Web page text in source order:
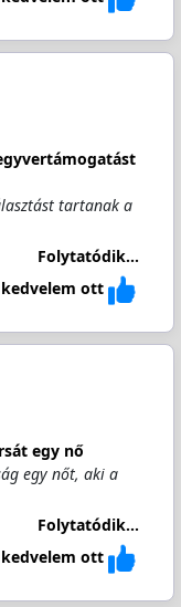
tartanak a
Folytatódik...
ott
egy nő
egy nőt, aki a
Folytatódik...
ott